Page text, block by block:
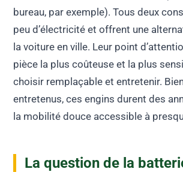
bureau, par exemple). Tous deux
peu d’électricité et offrent une
la voiture en ville. Leur point
pièce la plus coûteuse et la plus
choisir remplaçable et entretenir.
entretenus, ces engins durent des
la mobilité douce accessible à
La question de la